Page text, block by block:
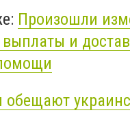
Произошли
и
обещают